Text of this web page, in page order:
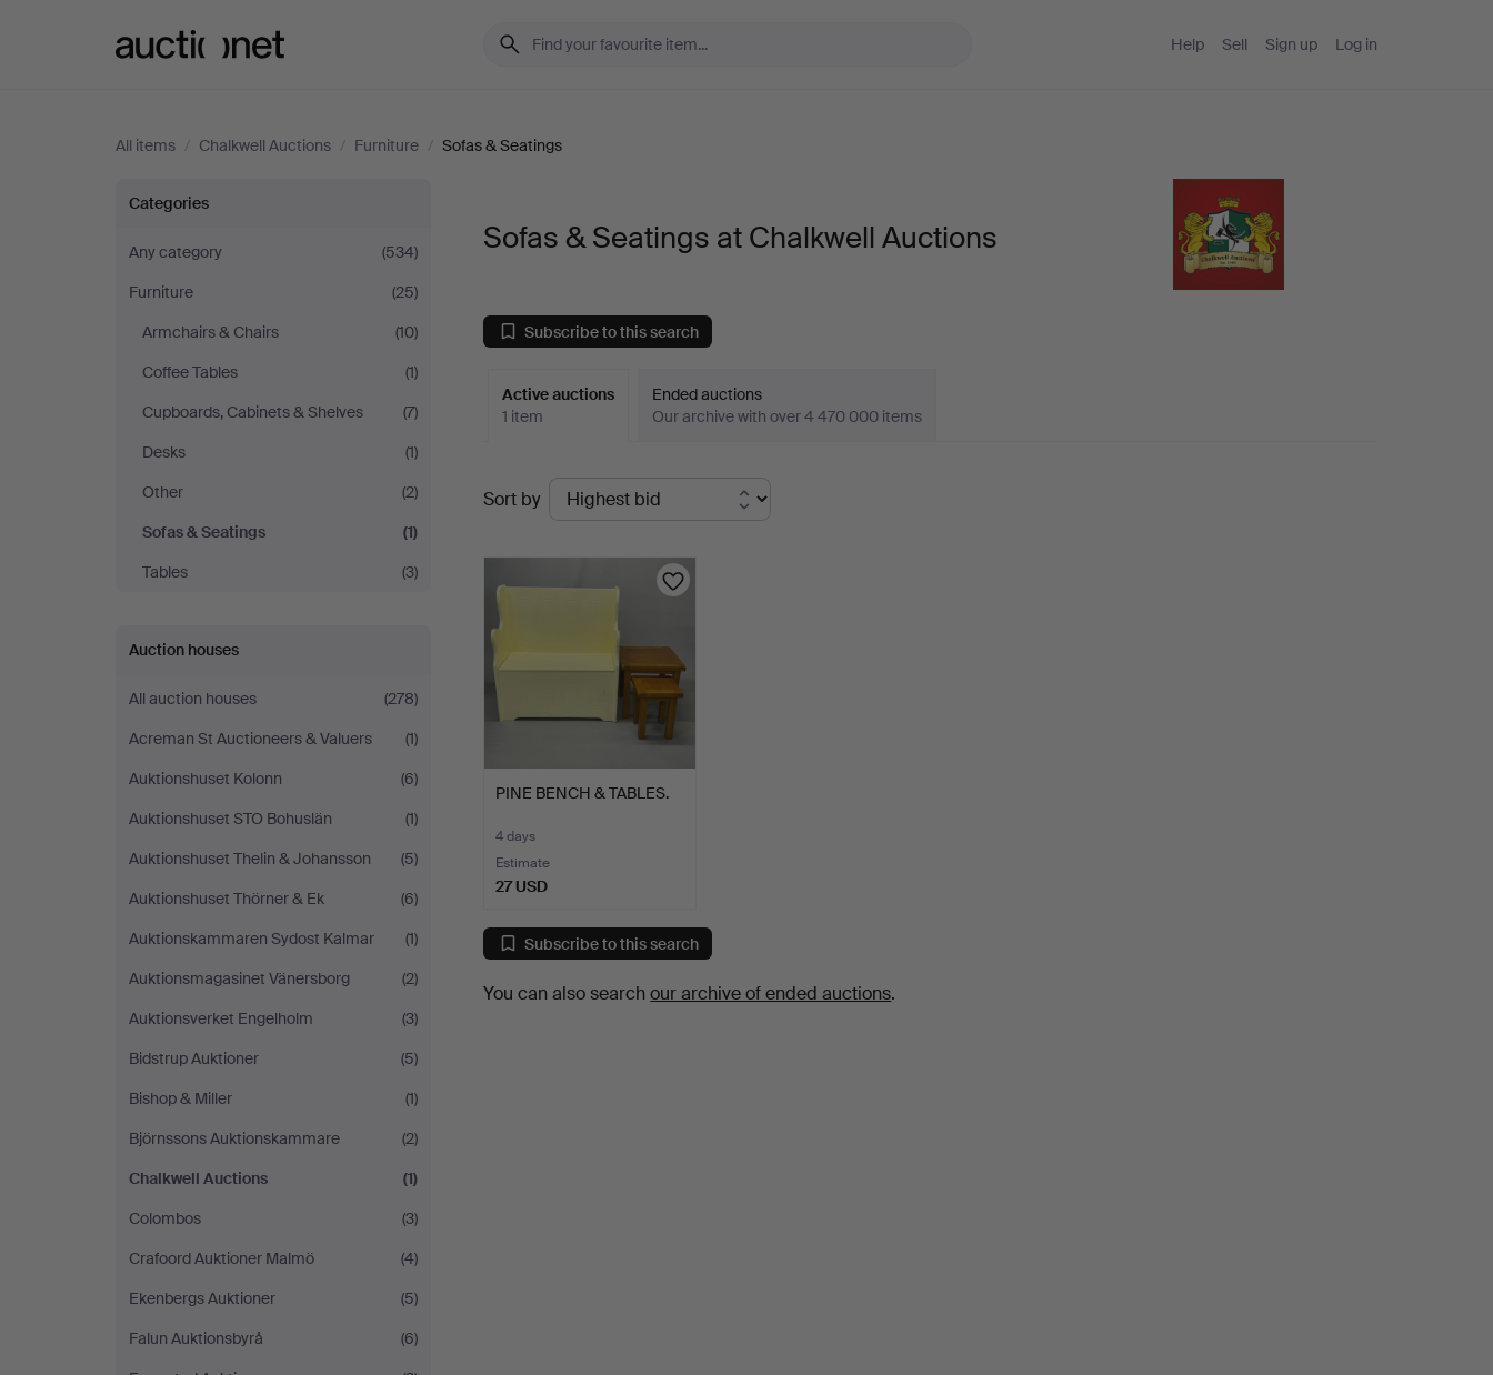
Help Sell Sign up Log in
All items / Chalkwell Auctions / Furniture / Sofas & Seatings
Sofas
&
Seatings
at
Chalkwell
Auctions
Categories
Any category
(534)
Furniture
(25)
Armchairs & Chairs
(10)
Coffee Tables
(1)
Cupboards, Cabinets & Shelves
(7)
Desks
(1)
Other
(2)
Sofas & Seatings
(1)
Tables
(3)
Auction houses
All auction houses
(278)
Acreman St Auctioneers & Valuers
(1)
Auktionshuset Kolonn
(6)
Auktionshuset STO Bohuslän
(1)
Auktionshuset Thelin & Johansson
(5)
Auktionshuset Thörner & Ek
(6)
Auktionskammaren Sydost Kalmar
(1)
Auktionsmagasinet Vänersborg
(2)
Auktionsverket Engelholm
(3)
Bidstrup Auktioner
(5)
Bishop & Miller
(1)
Björnssons Auktionskammare
(2)
Chalkwell Auctions
(1)
Colombos
(3)
Crafoord Auktioner Malmö
(4)
Ekenbergs Auktioner
(5)
Falun Auktionsbyrå
(6)
Sofas & Seatings at Chalkwell Auctions
Subscribe to this search
Active auctions
1 item
Ended auctions
Our archive with over 4 470 000 items
Active
auctions
Sort by
PINE BENCH & TABLES.
4 days
Estimate
27 USD
Subscribe to this search
You can also searchour archive of ended auctions.